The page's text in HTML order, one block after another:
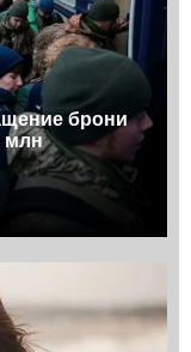
брони
млн